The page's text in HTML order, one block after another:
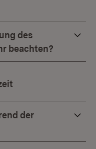
des
beachten?
der